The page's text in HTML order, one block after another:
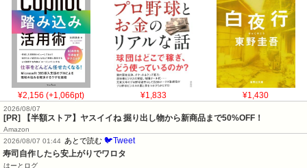
¥2,156 (+1,066pt) ¥1,833 ¥1,430
2026/08/07
[PR] 【半額ストア】ヤスイイね 掘り出し物から新商品まで50%OFF！
Amazon
2026/08/07 01:44 あとで読む 🐦Tweet
寿司自作したら安上がりでワロタ
はーとログ